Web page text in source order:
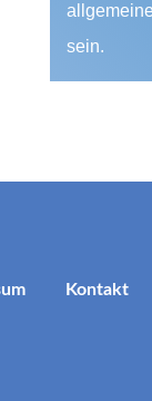
sein.
Kontakt